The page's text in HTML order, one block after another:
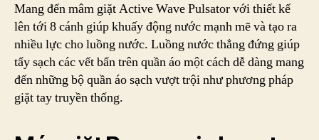
Mang đến mâm giặt Active Wave Pulsator với thiết kế
lên tới 8 cánh giúp khuấy động nước mạnh mẽ và tạo ra
nhiều lực cho luồng nước. Luồng nước thẳng đứng giúp
tẩy sạch các vết bẩn trên quần áo một cách dễ dàng mang
đến những bộ quần áo sạch vượt trội như phương pháp
giặt tay truyền thống.